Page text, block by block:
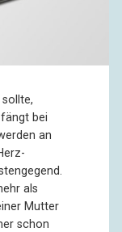
bei
an
als
Mutter
schon